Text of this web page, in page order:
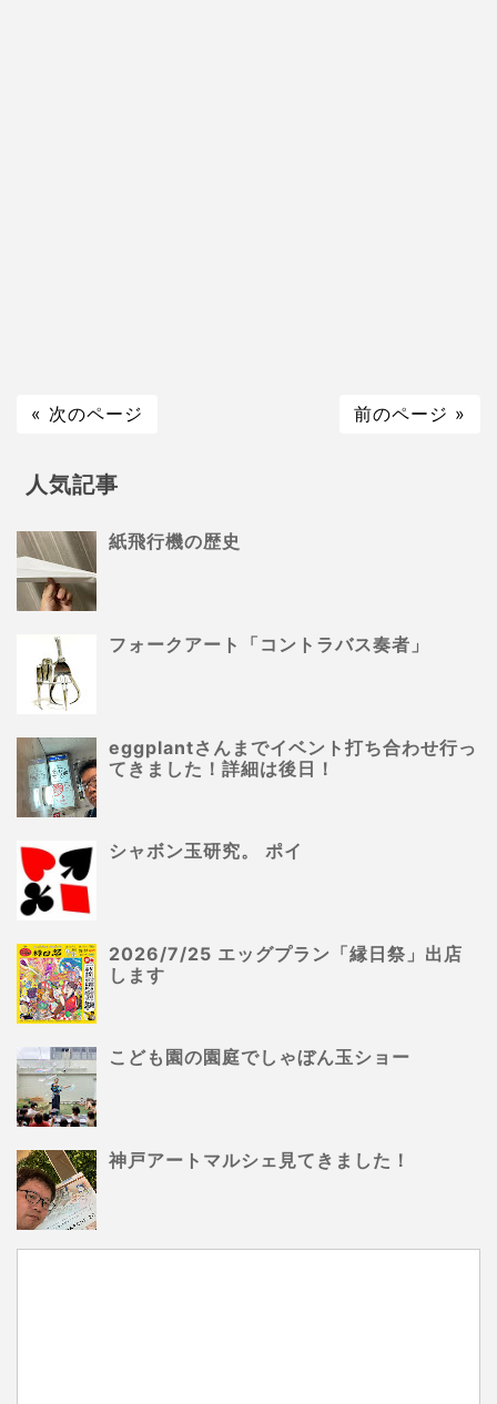
« 次のページ 前のページ »
人気記事
紙飛行機の歴史
フォークアート「コントラバス奏者」
eggplantさんまでイベント打ち合わせ行っ
てきました！詳細は後日！
シャボン玉研究。 ポイ
2026/7/25 エッグプラン「縁日祭」出店
します
こども園の園庭でしゃぼん玉ショー
神戸アートマルシェ見てきました！